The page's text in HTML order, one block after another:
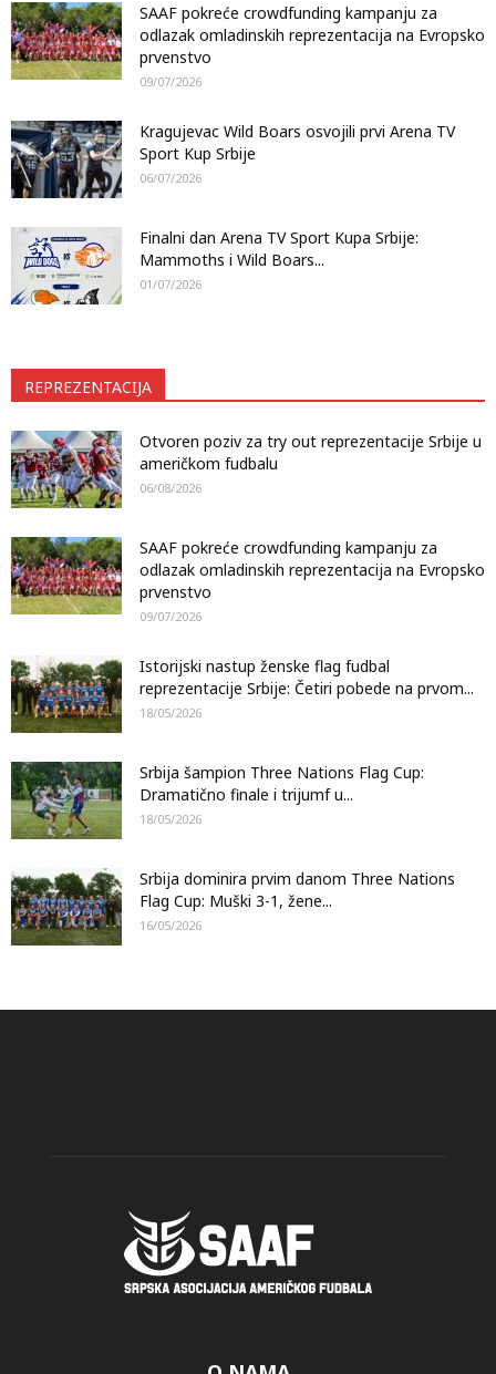
SAAF pokreće crowdfunding kampanju za
odlazak omladinskih reprezentacija na Evropsko
prvenstvo
09/07/2026
Kragujevac Wild Boars osvojili prvi Arena TV
Sport Kup Srbije
06/07/2026
Finalni dan Arena TV Sport Kupa Srbije:
Mammoths i Wild Boars...
01/07/2026
REPREZENTACIJA
Otvoren poziv za try out reprezentacije Srbije u
američkom fudbalu
06/08/2026
SAAF pokreće crowdfunding kampanju za
odlazak omladinskih reprezentacija na Evropsko
prvenstvo
09/07/2026
Istorijski nastup ženske flag fudbal
reprezentacije Srbije: Četiri pobede na prvom...
18/05/2026
Srbija šampion Three Nations Flag Cup:
Dramatično finale i trijumf u...
18/05/2026
Srbija dominira prvim danom Three Nations
Flag Cup: Muški 3-1, žene...
16/05/2026